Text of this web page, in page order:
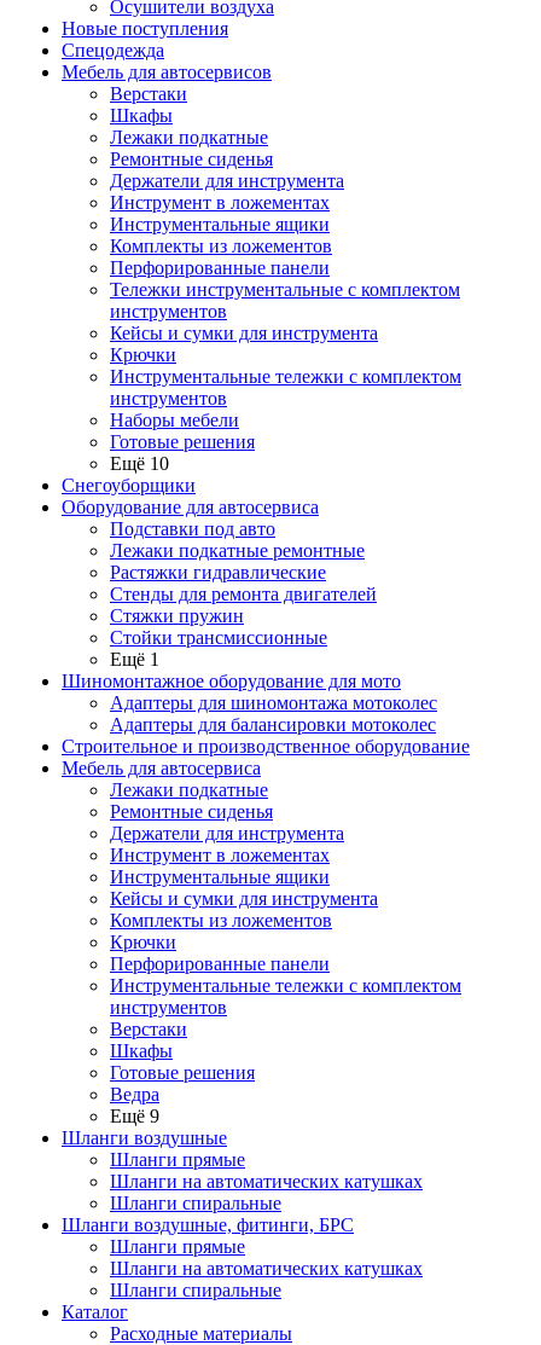
Осушители воздуха
Новые поступления
Спецодежда
Мебель для автосервисов
Верстаки
Шкафы
Лежаки подкатные
Ремонтные сиденья
Держатели для инструмента
Инструмент в ложементах
Инструментальные ящики
Комплекты из ложементов
Перфорированные панели
Тележки инструментальные с комплектом
инструментов
Кейсы и сумки для инструмента
Крючки
Инструментальные тележки с комплектом
инструментов
Наборы мебели
Готовые решения
Ещё 10
Снегоуборщики
Оборудование для автосервиса
Подставки под авто
Лежаки подкатные ремонтные
Растяжки гидравлические
Стенды для ремонта двигателей
Стяжки пружин
Стойки трансмиссионные
Ещё 1
Шиномонтажное оборудование для мото
Адаптеры для шиномонтажа мотоколес
Адаптеры для балансировки мотоколес
Строительное и производственное оборудование
Мебель для автосервиса
Лежаки подкатные
Ремонтные сиденья
Держатели для инструмента
Инструмент в ложементах
Инструментальные ящики
Кейсы и сумки для инструмента
Комплекты из ложементов
Крючки
Перфорированные панели
Инструментальные тележки с комплектом
инструментов
Верстаки
Шкафы
Готовые решения
Ведра
Ещё 9
Шланги воздушные
Шланги прямые
Шланги на автоматических катушках
Шланги спиральные
Шланги воздушные, фитинги, БРС
Шланги прямые
Шланги на автоматических катушках
Шланги спиральные
Каталог
Расходные материалы